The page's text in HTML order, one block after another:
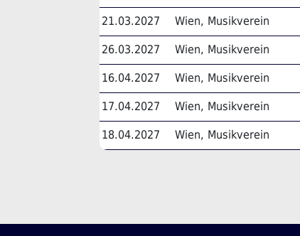
21.03.2027 Wien, Musikverein
26.03.2027 Wien, Musikverein
16.04.2027 Wien, Musikverein
17.04.2027 Wien, Musikverein
18.04.2027 Wien, Musikverein